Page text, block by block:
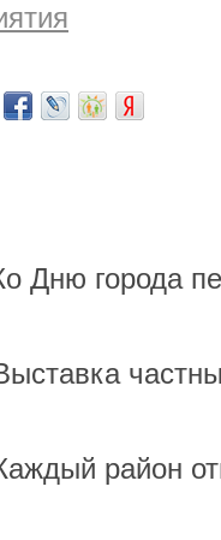
Дню города
район